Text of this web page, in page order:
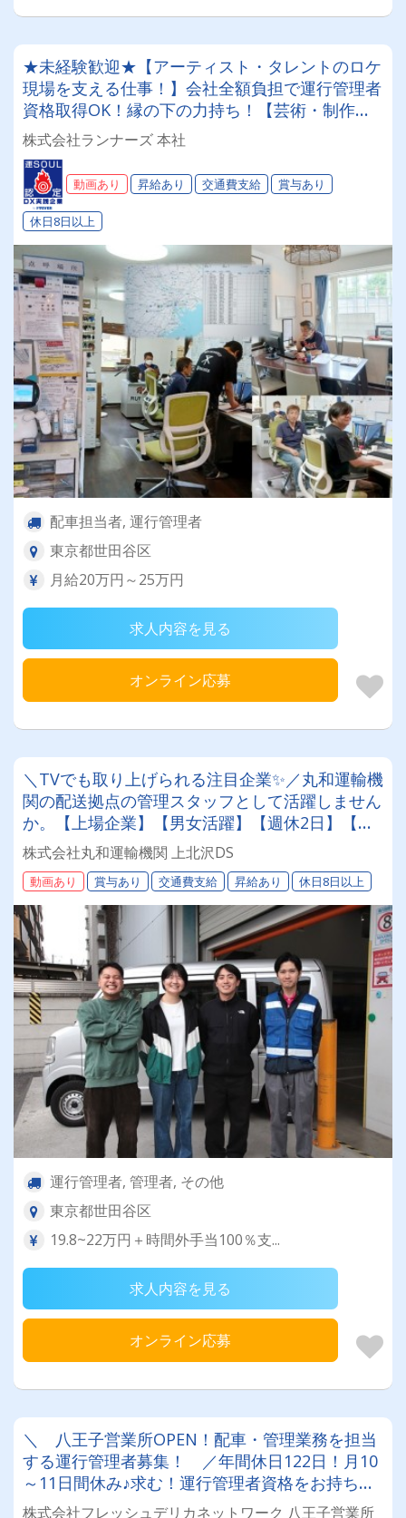
★未経験歓迎★【アーティスト・タレントのロケ
現場を支える仕事！】会社全額負担で運行管理者
資格取得OK！縁の下の力持ち！【芸術・制作・
映像に興味がある人】運行管理・配車の仕事にチ
ャレンジしてみませんか？
株式会社ランナーズ 本社
動画あり 昇給あり 交通費支給 賞与あり
休日8日以上
配車担当者, 運行管理者
東京都世田谷区
月給20万円～25万円
求人内容を見る
オンライン応募
＼TVでも取り上げられる注目企業✨／丸和運輸機
関の配送拠点の管理スタッフとして活躍しません
か。【上場企業】【男女活躍】【週休2日】【待
遇面充実】安定した環境＆収入をお約束《賞与年
2回》《退職金あり》《平均月収25万円》
株式会社丸和運輸機関 上北沢DS
動画あり 賞与あり 交通費支給 昇給あり 休日8日以上
運行管理者, 管理者, その他
東京都世田谷区
19.8~22万円＋時間外手当100％支...
求人内容を見る
オンライン応募
＼ 八王子営業所OPEN！配車・管理業務を担当
する運行管理者募集！ ／年間休日122日！月10
～11日間休み♪求む！運行管理者資格をお持ちの
方！ゆくゆくは管理職も目指せます！
株式会社フレッシュデリカネットワーク 八王子営業所